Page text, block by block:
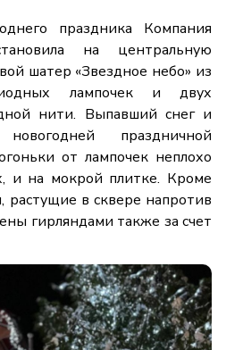
праздника Компания
на центральную
шатер «Звездное небо» из
лампочек и двух
нити. Выпавший снег и
праздничной
от лампочек неплохо
и на мокрой плитке. Кроме
растущие в сквере напротив
гирляндами также за счет